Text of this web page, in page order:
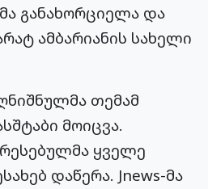
განახორციელა და
ამბარიანის სახელი
თემამ
მოიცვა.
ყველე
დაწერა. Jnews-მა